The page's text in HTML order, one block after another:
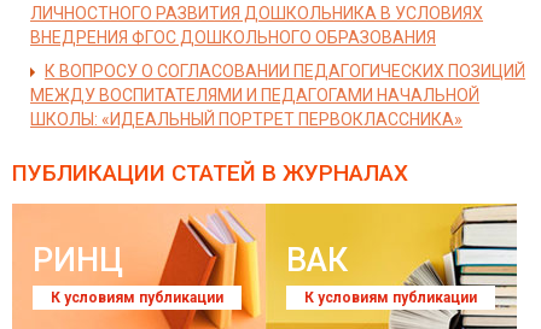
ЛИЧНОСТНОГО РАЗВИТИЯ ДОШКОЛЬНИКА В УСЛОВИЯХ
ВНЕДРЕНИЯ ФГОС ДОШКОЛЬНОГО ОБРАЗОВАНИЯ
К ВОПРОСУ О СОГЛАСОВАНИИ ПЕДАГОГИЧЕСКИХ ПОЗИЦИЙ
МЕЖДУ ВОСПИТАТЕЛЯМИ И ПЕДАГОГАМИ НАЧАЛЬНОЙ
ШКОЛЫ: «ИДЕАЛЬНЫЙ ПОРТРЕТ ПЕРВОКЛАССНИКА»
ПУБЛИКАЦИИ СТАТЕЙ В ЖУРНАЛАХ
РИНЦ
К условиям публикации
ВАК
К условиям публикации